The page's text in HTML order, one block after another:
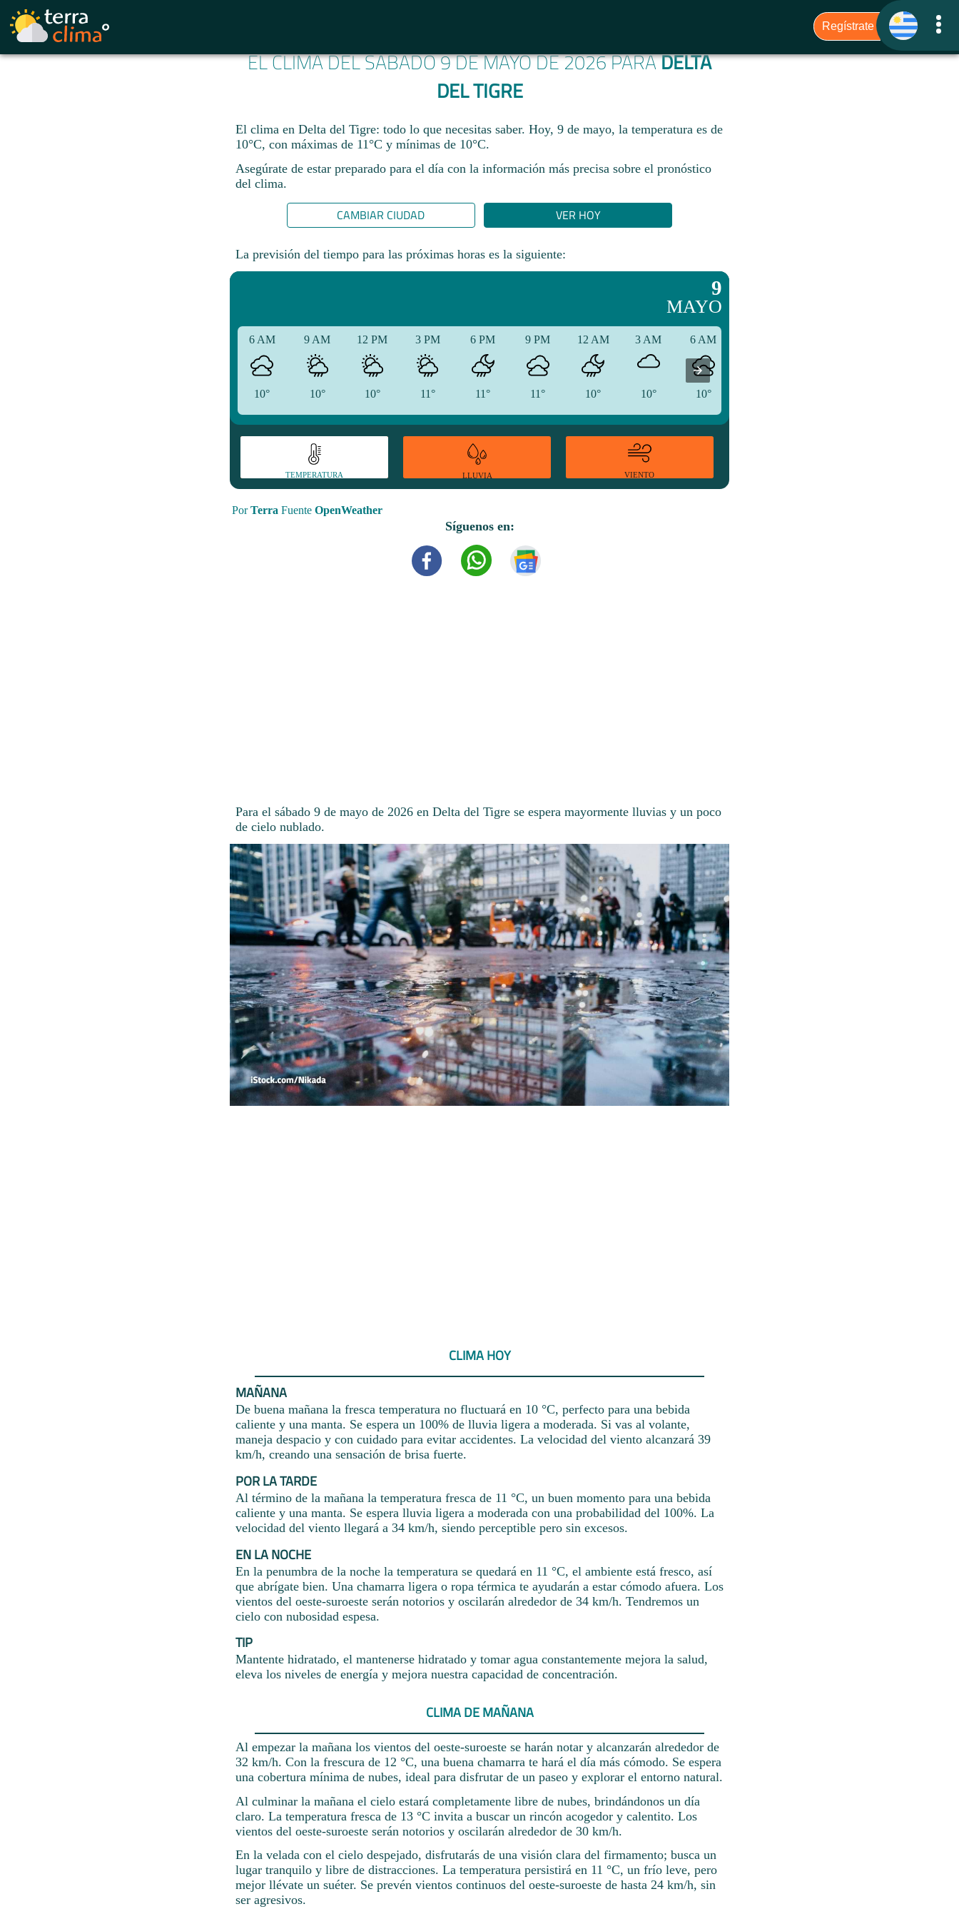
EL CLIMA DEL SÁBADO 9 DE MAYO DE 2026 PARADELTA
DEL TIGRE
El clima en Delta del Tigre: todo lo que necesitas saber. Hoy, 9 de mayo, la temperatura es de
10°C, con máximas de 11°C y mínimas de 10°C.
Asegúrate de estar preparado para el día con la información más precisa sobre el pronóstico
del clima.
CAMBIAR CIUDAD VER HOY
La previsión del tiempo para las próximas horas es la siguiente:
9
MAYO
6 AM
10°
9 AM
10°
12 PM
10°
3 PM
11°
6 PM
11°
9 PM
11°
12 AM
10°
3 AM
10°
6 AM
10°
TEMPERATURA LLUVIA VIENTO
PorTerra Fuente OpenWeather
Síguenos en:
Para el sábado 9 de mayo de 2026 en Delta del Tigre se espera mayormente lluvias y un poco
de cielo nublado.
CLIMA HOY
MAÑANA
De buena mañana la fresca temperatura no fluctuará en 10 °C, perfecto para una bebida
caliente y una manta. Se espera un 100% de lluvia ligera a moderada. Si vas al volante,
maneja despacio y con cuidado para evitar accidentes. La velocidad del viento alcanzará 39
km/h, creando una sensación de brisa fuerte.
POR LA TARDE
Al término de la mañana la temperatura fresca de 11 °C, un buen momento para una bebida
caliente y una manta. Se espera lluvia ligera a moderada con una probabilidad del 100%. La
velocidad del viento llegará a 34 km/h, siendo perceptible pero sin excesos.
EN LA NOCHE
En la penumbra de la noche la temperatura se quedará en 11 °C, el ambiente está fresco, así
que abrígate bien. Una chamarra ligera o ropa térmica te ayudarán a estar cómodo afuera. Los
vientos del oeste-suroeste serán notorios y oscilarán alrededor de 34 km/h. Tendremos un
cielo con nubosidad espesa.
TIP
Mantente hidratado, el mantenerse hidratado y tomar agua constantemente mejora la salud,
eleva los niveles de energía y mejora nuestra capacidad de concentración.
CLIMA DE MAÑANA
Al empezar la mañana los vientos del oeste-suroeste se harán notar y alcanzarán alrededor de
32 km/h. Con la frescura de 12 °C, una buena chamarra te hará el día más cómodo. Se espera
una cobertura mínima de nubes, ideal para disfrutar de un paseo y explorar el entorno natural.
Al culminar la mañana el cielo estará completamente libre de nubes, brindándonos un día
claro. La temperatura fresca de 13 °C invita a buscar un rincón acogedor y calentito. Los
vientos del oeste-suroeste serán notorios y oscilarán alrededor de 30 km/h.
En la velada con el cielo despejado, disfrutarás de una visión clara del firmamento; busca un
lugar tranquilo y libre de distracciones. La temperatura persistirá en 11 °C, un frío leve, pero
mejor llévate un suéter. Se prevén vientos continuos del oeste-suroeste de hasta 24 km/h, sin
ser agresivos.